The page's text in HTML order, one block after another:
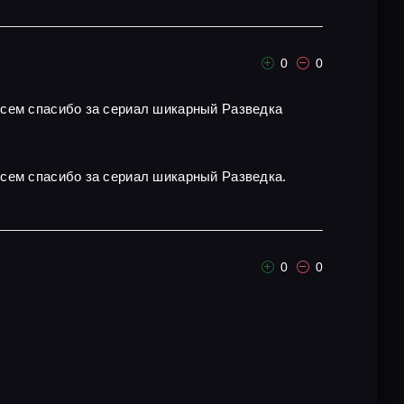
0 0
спасибо за сериал шикарный Разведка
спасибо за сериал шикарный Разведка.
0 0